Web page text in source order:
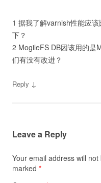
1 据我了解varnish性能应
下？
2 MogileFS DB因该用的是
们有没有改进？
Reply ↓
Leave a Reply
Your email address will
marked *